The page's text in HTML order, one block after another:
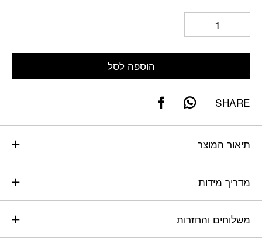
הוספה לסל
SHARE
תיאור המוצר
מדריך מידות
משלוחים והחזרות